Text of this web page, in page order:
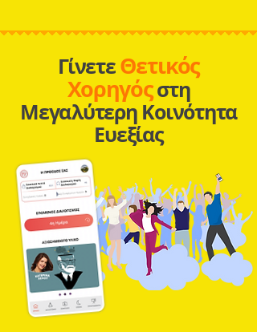
ΓίνετεΘετικός
Χορηγόςστη
Μεγαλύτερη Κοινότητα
Ευεξίας